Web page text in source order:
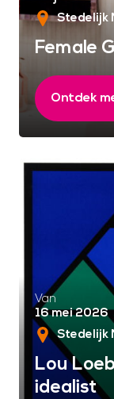
Stedelijk
Female
Ontdek
Van
16 mei 2026
Stedelijk
Lou
idealist